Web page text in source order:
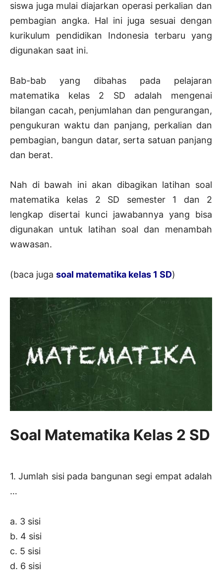
siswa juga mulai diajarkan operasi perkalian dan
pembagian angka. Hal ini juga sesuai dengan
kurikulum pendidikan Indonesia terbaru yang
digunakan saat ini.
Bab-bab yang dibahas pada pelajaran
matematika kelas 2 SD adalah mengenai
bilangan cacah, penjumlahan dan pengurangan,
pengukuran waktu dan panjang, perkalian dan
pembagian, bangun datar, serta satuan panjang
dan berat.
Nah di bawah ini akan dibagikan latihan soal
matematika kelas 2 SD semester 1 dan 2
lengkap disertai kunci jawabannya yang bisa
digunakan untuk latihan soal dan menambah
wawasan.
(baca juga soal matematika kelas 1 SD)
Soal Matematika Kelas 2 SD
1. Jumlah sisi pada bangunan segi empat adalah
…
a. 3 sisi
b. 4 sisi
c. 5 sisi
d. 6 sisi